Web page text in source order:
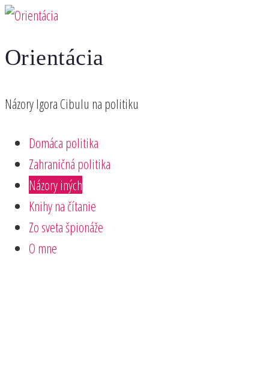
Preskočiť
obsah
Orientácia
Názory Igora Cibulu na politiku
Domáca politika
Zahraničná politika
Názory iných
Knihy na čítanie
Zo sveta špionáže
O mne